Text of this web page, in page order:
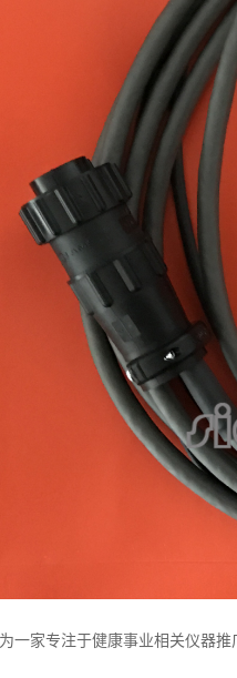
一家专注于健康事业相关仪器推